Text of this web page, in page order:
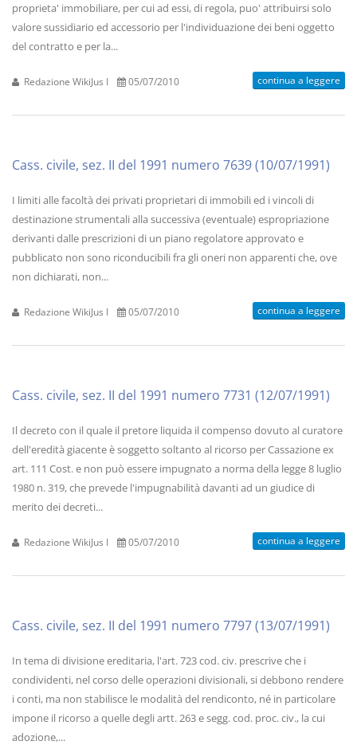
proprieta' immobiliare, per cui ad essi, di regola, puo' attribuirsi solo
valore sussidiario ed accessorio per l'individuazione dei beni oggetto
del contratto e per la...
Redazione WikiJus I 05/07/2010 continua a leggere
Cass. civile, sez. II del 1991 numero 7639 (10/07/1991)
I limiti alle facoltà dei privati proprietari di immobili ed i vincoli di
destinazione strumentali alla successiva (eventuale) espropriazione
derivanti dalle prescrizioni di un piano regolatore approvato e
pubblicato non sono riconducibili fra gli oneri non apparenti che, ove
non dichiarati, non...
Redazione WikiJus I 05/07/2010 continua a leggere
Cass. civile, sez. II del 1991 numero 7731 (12/07/1991)
Il decreto con il quale il pretore liquida il compenso dovuto al curatore
dell'eredità giacente è soggetto soltanto al ricorso per Cassazione ex
art. 111 Cost. e non può essere impugnato a norma della legge 8 luglio
1980 n. 319, che prevede l'impugnabilità davanti ad un giudice di
merito dei decreti...
Redazione WikiJus I 05/07/2010 continua a leggere
Cass. civile, sez. II del 1991 numero 7797 (13/07/1991)
In tema di divisione ereditaria, l'art. 723 cod. civ. prescrive che i
condividenti, nel corso delle operazioni divisionali, si debbono rendere
i conti, ma non stabilisce le modalità del rendiconto, né in particolare
impone il ricorso a quelle degli artt. 263 e segg. cod. proc. civ., la cui
adozione,...